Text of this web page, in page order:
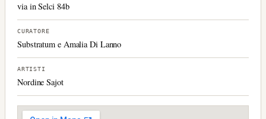
via in Selci 84b
CURATORE
Substratum e Amalia Di Lanno
ARTISTI
Nordine Sajot